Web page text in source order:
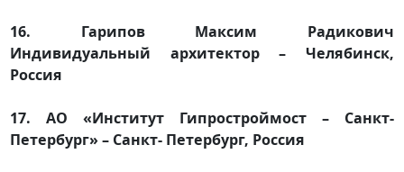
16. Гарипов Максим Радикович
Индивидуальный архитектор – Челябинск,
Россия
17. АО «Институт Гипростроймост – Санкт-
Петербург» – Санкт- Петербург, Россия